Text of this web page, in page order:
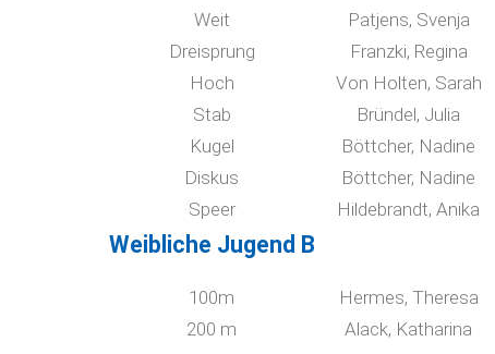
Weit
Patjens, Svenja
Dreisprung
Franzki, Regina
Hoch
Von Holten, Sarah
Stab
Bründel, Julia
Kugel
Böttcher, Nadine
Diskus
Böttcher, Nadine
Speer
Hildebrandt, Anika
Weibliche Jugend B
100m Hermes, Theresa
200 m
Alack, Katharina